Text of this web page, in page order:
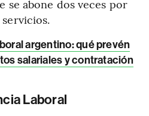
se abone dos veces por
argentino: qué prevén
salariales y contratación
Laboral